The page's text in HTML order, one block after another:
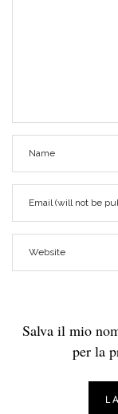
Salva il mio
per la